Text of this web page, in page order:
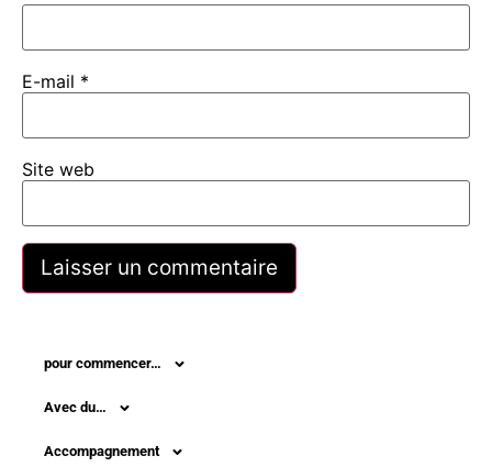
E-mail *
Site web
pour commencer…
Avec du…
Accompagnement